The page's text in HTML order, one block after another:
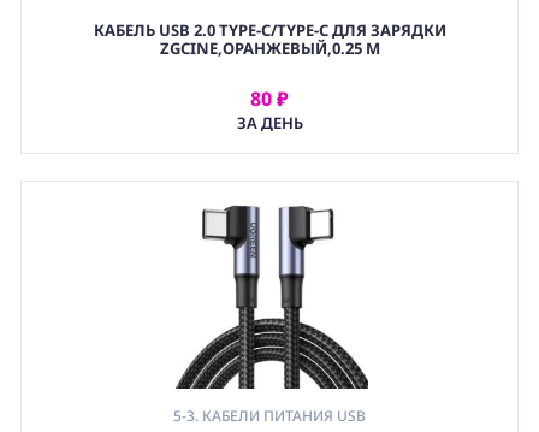
КАБЕЛЬ USB 2.0 TYPE-С/TYPE-C ДЛЯ ЗАРЯДКИ
ZGCINE,ОРАНЖЕВЫЙ,0.25 М
80 ₽
ЗА ДЕНЬ
АРЕНДОВАТЬ
5-3. КАБЕЛИ ПИТАНИЯ USB